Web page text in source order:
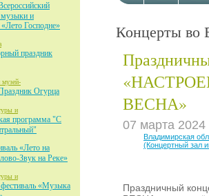
музыки и
Господне»
праздник
Огурца
и
программа "С
«Лето на
Звук на Реке»
и
«Музыка
Концерты во
ВЕСНА»
07 марта 2024
Владимирская
(Концертный зал
Праздничный